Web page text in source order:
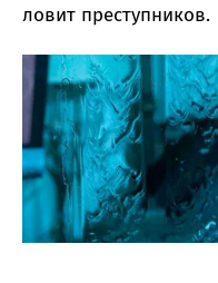
ловит преступников.